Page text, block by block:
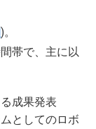
)。
帯で、主に以
成果発表
としてのロボ